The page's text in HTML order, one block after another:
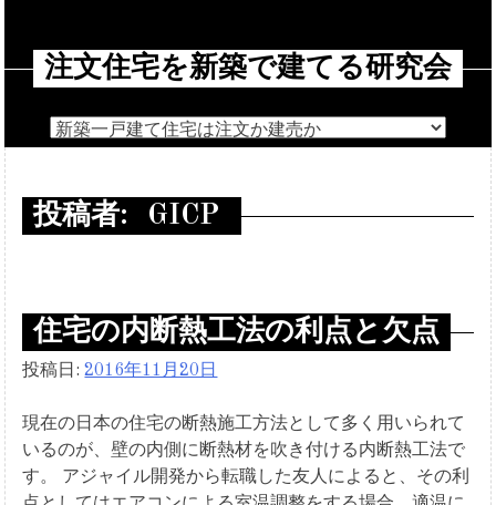
テ
へ
ス
キ
ッ
プ
注文住宅を新築で建てる研究会
投稿者: GICP
住宅の内断熱工法の利点と欠点
投稿日:2016年11月20日
現在の日本の住宅の断熱施工方法として多く用いられて
いるのが、壁の内側に断熱材を吹き付ける内断熱工法で
す。 アジャイル開発から転職した友人によると、その利